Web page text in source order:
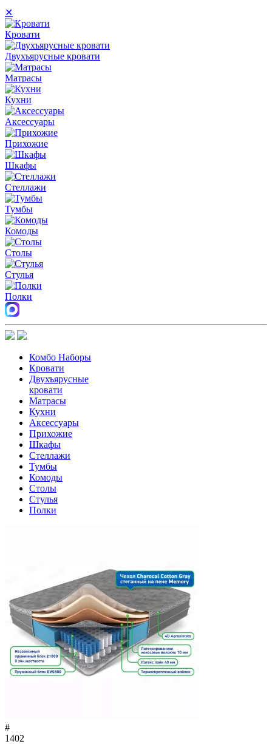
✕
Кровати
Двухъярусные кровати
Матрасы
Кухни
Аксессуары
Прихожие
Шкафы
Стеллажи
Тумбы
Комоды
Столы
Стулья
Полки
Комбо Наборы
Кровати
Двухъярусные
кровати
Матрасы
Кухни
Аксессуары
Прихожие
Шкафы
Стеллажи
Тумбы
Комоды
Столы
Стулья
Полки
#
1402